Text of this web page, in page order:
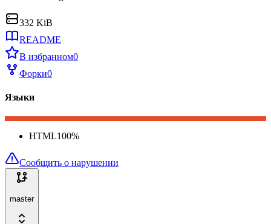
332 KiB
README
В избранном0
Форки0
Языки
HTML100%
Сообщить о нарушении
master